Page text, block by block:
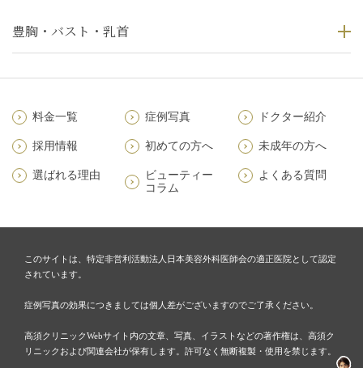
豊胸・バスト・乳首
料金一覧 症例写真 ドクター紹介
採用情報 初めての方へ 未成年の方へ
選ばれる理由
ビューティー
コラム
よくある質問
このサイトは、特定非営利活動法人日本美容外科医師会の適正医院として認定
されています。
症例写真の効果につきましては個人差がございますのでご了承ください。
高須クリニックWebサイト内の文章、写真、イラストなどの著作権は、高須ク
リニックおよび関連会社が保有します。許可なく無断複製・使用を禁じます。